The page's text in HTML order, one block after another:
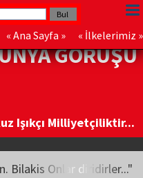
« Ana Sayfa » « İlkelerimiz »
GÖRÜŞÜ
Işıkçı Milliyetçiliktir...
Bilakis Onlar diridirler..."